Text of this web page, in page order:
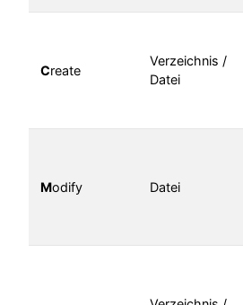
Create
Verzeichnis /
Datei
Modify Datei